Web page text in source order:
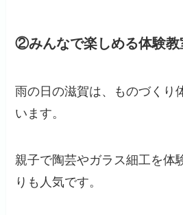
②みんなで楽しめる体験教
雨の日の滋賀は、ものづくり
います。
親子で陶芸やガラス細工を体
りも人気です。